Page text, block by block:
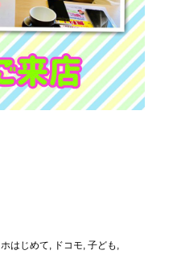
はじめて ドコモ 子ども